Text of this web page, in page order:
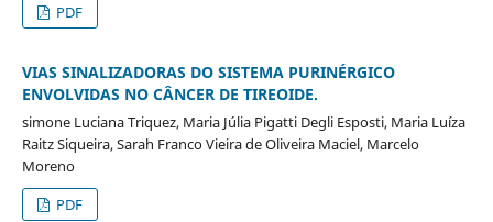
PDF
VIAS SINALIZADORAS DO SISTEMA PURINÉRGICO
ENVOLVIDAS NO CÂNCER DE TIREOIDE.
simone Luciana Triquez, Maria Júlia Pigatti Degli Esposti, Maria Luíza
Raitz Siqueira, Sarah Franco Vieira de Oliveira Maciel, Marcelo
Moreno
PDF